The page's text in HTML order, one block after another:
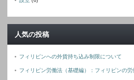
人気の投稿
フィリピンへの外貨持ち込み制限について
フィリピン労働法（基礎編）：フィリピンの労